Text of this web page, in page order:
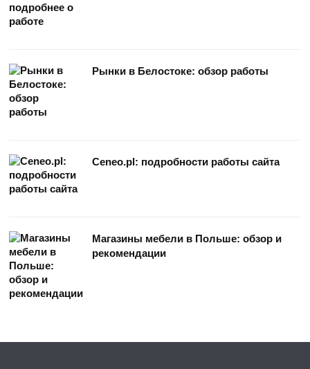
Рынки в Белостоке: обзор работы
Ceneo.pl: подробности работы сайта
Магазины мебели в Польше: обзор и
рекомендации